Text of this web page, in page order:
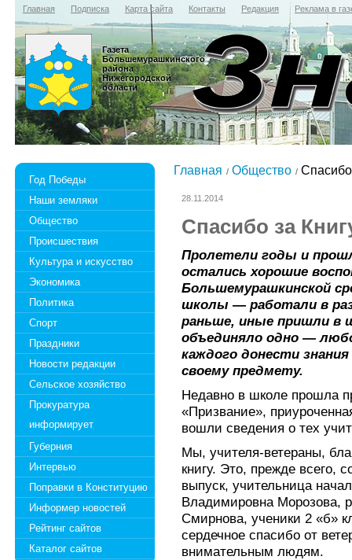
Главная Подписка Карта сайта Контакты Редакция Реклама в
Газета
Большемурашкинского
района
Нижегородской
области
Год Победы
Наши земляки
Общество
Происшествия
Культура и искусство
Экономика
Политика
Спорт
Праздники
Новости редакции
Сельское хозяйство
Прокуратура
информирует
Губерния
Интервью
Поправки в Конституцию
Информер новостей
Рейтинг сайтов
Каталог сайтов
Главная Общество
28.11.2014
Спасибо за
Пролетели годы и
остались хорошие
Большемурашкинской
школы — работали в
раньше, иные пришли в
объединяло одно —
каждого донести
своему предмету.
Недавно в школе прошла
«Призвание»,
вошли сведения о тех
Мы, учителя-ветераны,
книгу. Это, прежде всего,
выпуск, учительница
Владимировна Морозова,
Смирнова, ученики 2 «б»
сердечное спасибо от
внимательным людям.